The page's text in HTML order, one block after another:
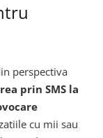
perspectiva
prin SMS la
cu mii sau